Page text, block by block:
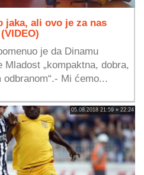
jaka, ali ovo je za nas
je da Dinamu
„kompaktna, dobra,
Mi ćemo...
05.08.2018 21:59 » 22:24